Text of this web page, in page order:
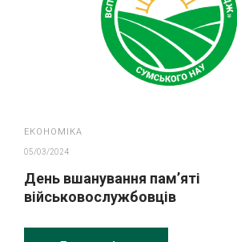
ЕКОНОМІКА
05/03/2024
День вшанування пам’яті
військовослужбовців